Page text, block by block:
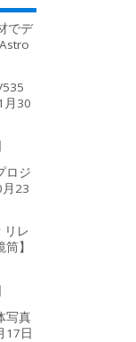
でデ
月30
ロジ
23
リレ
】
写真
17日